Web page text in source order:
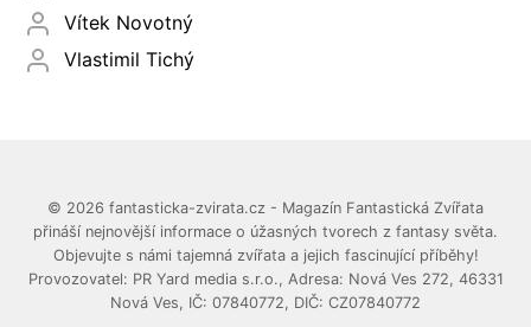
Vítek Novotný
Vlastimil Tichý
© 2026 fantasticka-zvirata.cz - Magazín Fantastická Zvířata
přináší nejnovější informace o úžasných tvorech z fantasy světa.
Objevujte s námi tajemná zvířata a jejich fascinující příběhy!
Provozovatel: PR Yard media s.r.o., Adresa: Nová Ves 272, 46331
Nová Ves, IČ: 07840772, DIČ: CZ07840772